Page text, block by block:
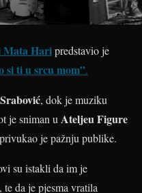
Mata Haripredstavio je
si ti u srcu mom”.
, dok je muziku
je sniman u Ateljeu Figure
je pažnju publike.
su istakli da im je
da je pjesma vratila